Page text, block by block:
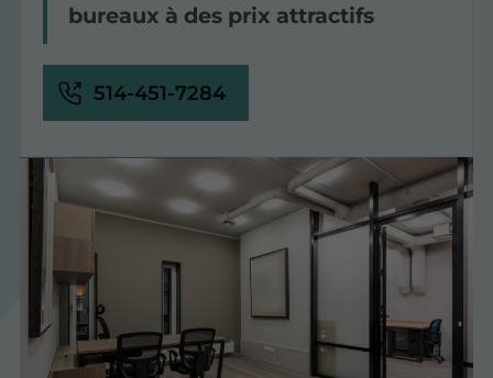
bureaux à des prix attractifs
514-451-7284